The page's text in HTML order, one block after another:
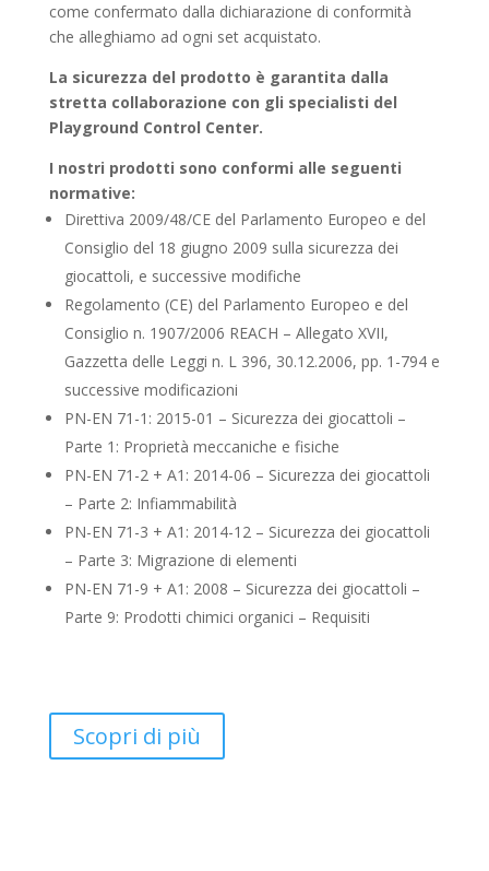
come confermato dalla dichiarazione di conformità
che alleghiamo ad ogni set acquistato.
La sicurezza del prodotto è garantita dalla
stretta collaborazione con gli specialisti del
Playground Control Center.
I nostri prodotti sono conformi alle seguenti
normative:
Direttiva 2009/48/CE del Parlamento Europeo e del
Consiglio del 18 giugno 2009 sulla sicurezza dei
giocattoli, e successive modifiche
Regolamento (CE) del Parlamento Europeo e del
Consiglio n. 1907/2006 REACH – Allegato XVII,
Gazzetta delle Leggi n. L 396, 30.12.2006, pp. 1-794 e
successive modificazioni
PN-EN 71-1: 2015-01 – Sicurezza dei giocattoli –
Parte 1: Proprietà meccaniche e fisiche
PN-EN 71-2 + A1: 2014-06 – Sicurezza dei giocattoli
– Parte 2: Infiammabilità
PN-EN 71-3 + A1: 2014-12 – Sicurezza dei giocattoli
– Parte 3: Migrazione di elementi
PN-EN 71-9 + A1: 2008 – Sicurezza dei giocattoli –
Parte 9: Prodotti chimici organici – Requisiti
Scopri di più